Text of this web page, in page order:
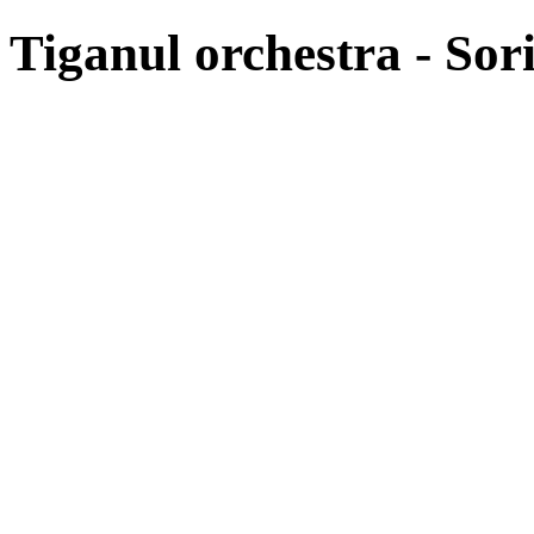
Tiganul orchestra -